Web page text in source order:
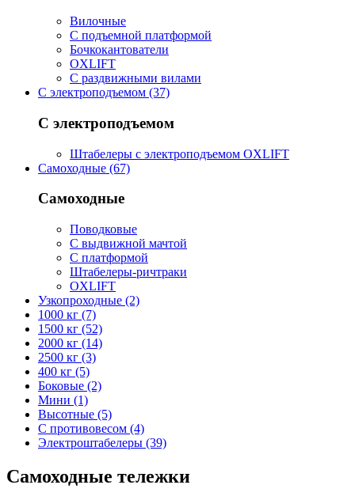
Вилочные
С подъемной платформой
Бочкокантователи
OXLIFT
С раздвижными вилами
С электроподъемом (37)
С электроподъемом
Штабелеры с электроподъемом OXLIFT
Самоходные (67)
Самоходные
Поводковые
С выдвижной мачтой
С платформой
Штабелеры-ричтраки
OXLIFT
Узкопроходные (2)
1000 кг (7)
1500 кг (52)
2000 кг (14)
2500 кг (3)
400 кг (5)
Боковые (2)
Мини (1)
Высотные (5)
С противовесом (4)
Электроштабелеры (39)
Самоходные тележки